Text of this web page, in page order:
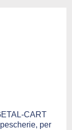
CART
per